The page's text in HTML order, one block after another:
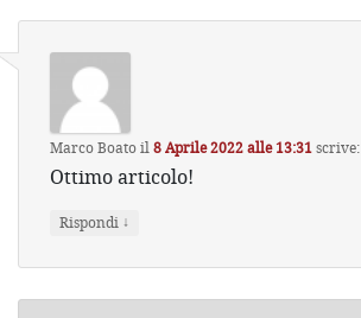
Marco Boatoil8 Aprile 2022 alle 13:31scrive:
Ottimo articolo!
Rispondi ↓